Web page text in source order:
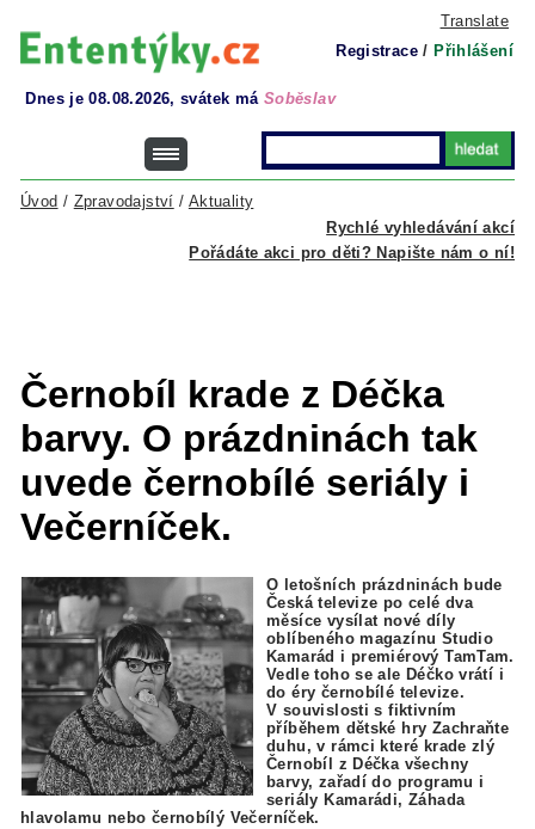
Translate
Registrace / Přihlášení
Dnes je 08.08.2026, svátek má Soběslav
Rychlé vyhledávání akcí
Úvod / Zpravodajství / Aktuality
Pořádáte akci pro děti? Napište nám o ní!
Černobíl krade z Déčka
barvy. O prázdninách tak
uvede černobílé seriály i
Večerníček.
O letošních prázdninách bude
Česká televize po celé dva
měsíce vysílat nové díly
oblíbeného magazínu Studio
Kamarád i premiérový TamTam.
Vedle toho se ale Déčko vrátí i
do éry černobílé televize.
V souvislosti s fiktivním
příběhem dětské hry Zachraňte
duhu, v rámci které krade zlý
Černobíl z Déčka všechny
barvy, zařadí do programu i
seriály Kamarádi, Záhada
hlavolamu nebo černobílý Večerníček.